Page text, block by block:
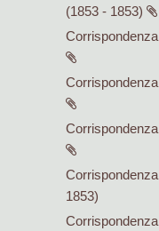
(1853 - 1853)
Corrispondenza
Corrispondenza
Corrispondenza
Corrispondenza
1853)
Corrispondenza